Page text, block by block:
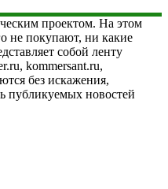
проектом. На этом
не покупают, ни какие
собой ленту
kommersant.ru,
без искажения,
публикуемых новостей